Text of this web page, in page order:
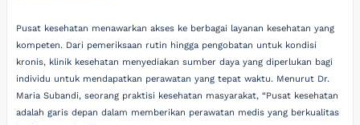
Pusat kesehatan menawarkan akses ke berbagai layanan kesehatan yang
kompeten. Dari pemeriksaan rutin hingga pengobatan untuk kondisi
kronis, klinik kesehatan menyediakan sumber daya yang diperlukan bagi
individu untuk mendapatkan perawatan yang tepat waktu. Menurut Dr.
Maria Subandi, seorang praktisi kesehatan masyarakat, “Pusat kesehatan
adalah garis depan dalam memberikan perawatan medis yang berkualitas